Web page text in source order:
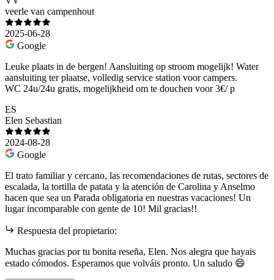
veerle van campenhout
2025-06-28
Google
Leuke plaats in de bergen! Aansluiting op stroom mogelijk! Water
aansluiting ter plaatse, volledig service station voor campers.
WC 24u/24u gratis, mogelijkheid om te douchen voor 3€/ p
ES
Elen Sebastian
2024-08-28
Google
El trato familiar y cercano, las recomendaciones de rutas, sectores de
escalada, la tortilla de patata y la atención de Carolina y Anselmo
hacen que sea un Parada obligatoria en nuestras vacaciones! Un
lugar incomparable con gente de 10! Mil gracias!!
Respuesta del propietario:
Muchas gracias por tu bonita reseña, Elen. Nos alegra que hayais
estado cómodos. Esperamos que volváis pronto. Un saludo 😄